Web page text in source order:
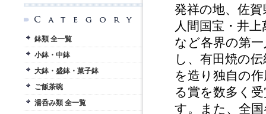
鉢類 全一覧
小鉢・中鉢
大鉢・盛鉢・菓子鉢
ご飯茶碗
湯呑み類 全一覧
発祥の地、佐
人間国宝・井
など各界の第
し、有田焼の
を造り独自の
る賞を数多く
す。また、全